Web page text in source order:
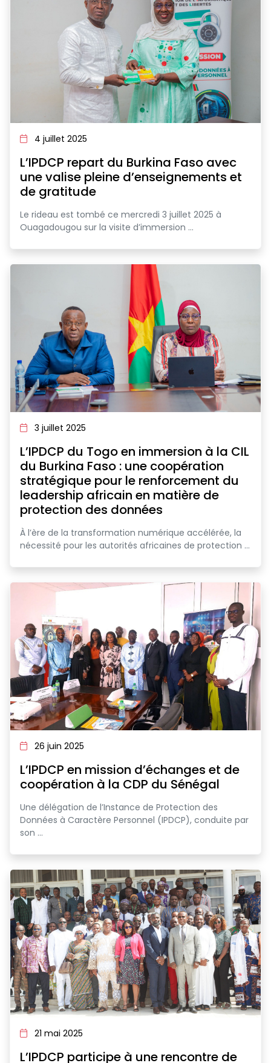
4 juillet 2025
L’IPDCP repart du Burkina Faso avec
une valise pleine d’enseignements et
de gratitude
Le rideau est tombé ce mercredi 3 juillet 2025 à
Ouagadougou sur la visite d’immersion ...
3 juillet 2025
L’IPDCP du Togo en immersion à la CIL
du Burkina Faso : une coopération
stratégique pour le renforcement du
leadership africain en matière de
protection des données
À l’ère de la transformation numérique accélérée, la
nécessité pour les autorités africaines de protection ...
26 juin 2025
L’IPDCP en mission d’échanges et de
coopération à la CDP du Sénégal
Une délégation de l’Instance de Protection des
Données à Caractère Personnel (IPDCP), conduite par
son ...
21 mai 2025
L’IPDCP participe à une rencontre de